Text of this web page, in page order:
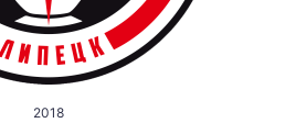
2018